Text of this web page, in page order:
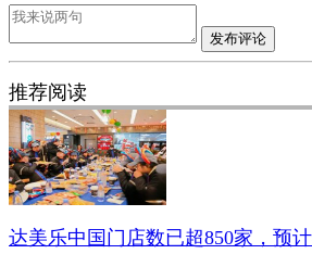
发布评论
推荐阅读
达美乐中国门店数已超850家，预